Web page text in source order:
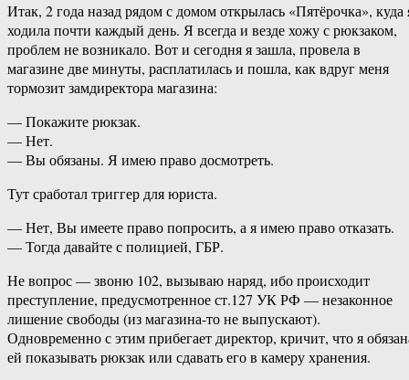
Итак, 2 года назад рядом с домом открылась «Пятёрочка», куда
ходила почти каждый день. Я всегда и везде хожу с рюкзаком,
проблем не возникало. Вот и сегодня я зашла, провела в
магазине две минуты, расплатилась и пошла, как вдруг меня
тормозит замдиректора магазина:
— Покажите рюкзак.
— Нет.
— Вы обязаны. Я имею право досмотреть.
Тут сработал триггер для юриста.
— Нет, Вы имеете право попросить, а я имею право отказать.
— Тогда давайте с полицией, ГБР.
Не вопрос — звоню 102, вызываю наряд, ибо происходит
преступление, предусмотренное ст.127 УК РФ — незаконное
лишение свободы (из магазина-то не выпускают).
Одновременно с этим прибегает директор, кричит, что я
ей показывать рюкзак или сдавать его в камеру хранения.